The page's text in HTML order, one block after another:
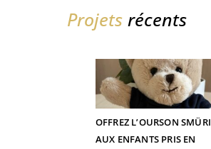
Projets récents
OFFREZ L’OURSON SMÜRI
AUX ENFANTS PRIS EN